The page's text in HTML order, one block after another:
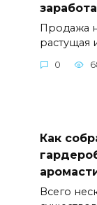
Продажа
растущая
0
Как
Всего